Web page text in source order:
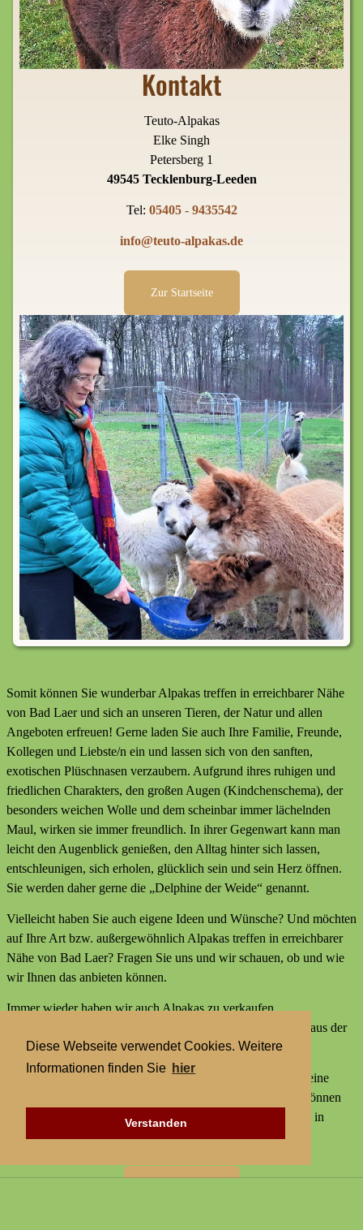
Diese Webseite verwendet Cookies. Weitere
Informationen finden Sie hier
Verstanden
Kontakt
Teuto-Alpakas
Elke Singh
Petersberg 1
49545 Tecklenburg-Leeden
Tel: 05405 - 9435542
info@teuto-alpakas.de
Zur Startseite
Somit können Sie wunderbar Alpakas treffen in erreichbarer Nähe
von Bad Laer und sich an unseren Tieren, der Natur und allen
Angeboten erfreuen! Gerne laden Sie auch Ihre Familie, Freunde,
Kollegen und Liebste/n ein und lassen sich von den sanften,
exotischen Plüschnasen verzaubern. Aufgrund ihres ruhigen und
friedlichen Charakters, den großen Augen (Kindchenschema), der
besonders weichen Wolle und dem scheinbar immer lächelnden
Maul, wirken sie immer freundlich. In ihrer Gegenwart kann man
leicht den Augenblick genießen, den Alltag hinter sich lassen,
entschleunigen, sich erholen, glücklich sein und sein Herz öffnen.
Sie werden daher gerne die „Delphine der Weide“ genannt.
Vielleicht haben Sie auch eigene Ideen und Wünsche? Und möchten
auf Ihre Art bzw. außergewöhnlich Alpakas treffen in erreichbarer
Nähe von Bad Laer? Fragen Sie uns und wir schauen, ob und wie
wir Ihnen das anbieten können.
Immer wieder haben wir auch Alpakas zu verkaufen,
Alpakaprodukte, z.B. Alpakaseife oder Alpaka-Bettdecken aus der
Wolle unserer Tiere und außerdem kleine Geschenke.
Wir bieten keine externen Aktivitäten mit Alpakas an und keine
Alpaka-Wanderungen. Aber statt einer Alpakawanderung können
Sie bei uns Alpakas Mal anders erleben und Alpakas treffen in
erreichbarer Nähe von Bad Laer.